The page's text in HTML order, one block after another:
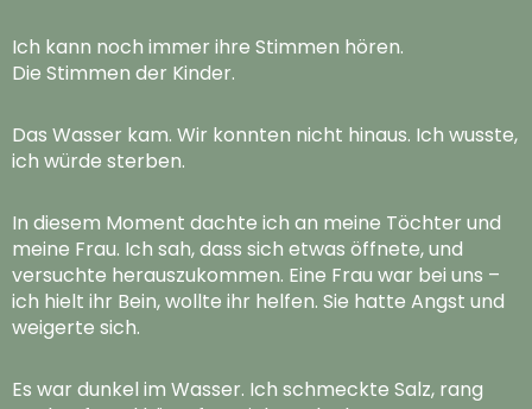
Ich kann noch immer ihre Stimmen hören.
Die Stimmen der Kinder.
Das Wasser kam. Wir konnten nicht hinaus. Ich wusste,
ich würde sterben.
In diesem Moment dachte ich an meine Töchter und
meine Frau. Ich sah, dass sich etwas öffnete, und
versuchte herauszukommen. Eine Frau war bei uns –
ich hielt ihr Bein, wollte ihr helfen. Sie hatte Angst und
weigerte sich.
Es war dunkel im Wasser. Ich schmeckte Salz, rang